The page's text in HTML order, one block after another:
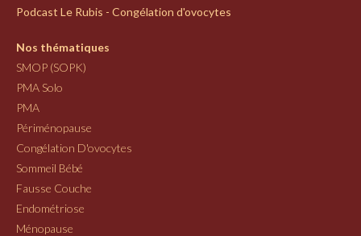
Podcast Le Rubis - Congélation d'ovocytes
Nos thématiques
SMOP (SOPK)
PMA Solo
PMA
Périménopause
Congélation D'ovocytes
Sommeil Bébé
Fausse Couche
Endométriose
Ménopause